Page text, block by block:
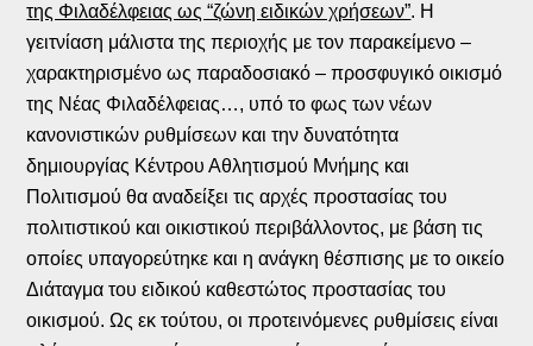
της Φιλαδέλφειας ως “ζώνη ειδικών χρήσεων”. Η
γειτνίαση μάλιστα της περιοχής με τον παρακείμενο –
χαρακτηρισμένο ως παραδοσιακό – προσφυγικό οικισμό
της Νέας Φιλαδέλφειας…, υπό το φως των νέων
κανονιστικών ρυθμίσεων και την δυνατότητα
δημιουργίας Κέντρου Αθλητισμού Μνήμης και
Πολιτισμού θα αναδείξει τις αρχές προστασίας του
πολιτιστικού και οικιστικού περιβάλλοντος, με βάση τις
οποίες υπαγορεύτηκε και η ανάγκη θέσπισης με το οικείο
Διάταγμα του ειδικού καθεστώτος προστασίας του
οικισμού. Ως εκ τούτου, οι προτεινόμενες ρυθμίσεις είναι